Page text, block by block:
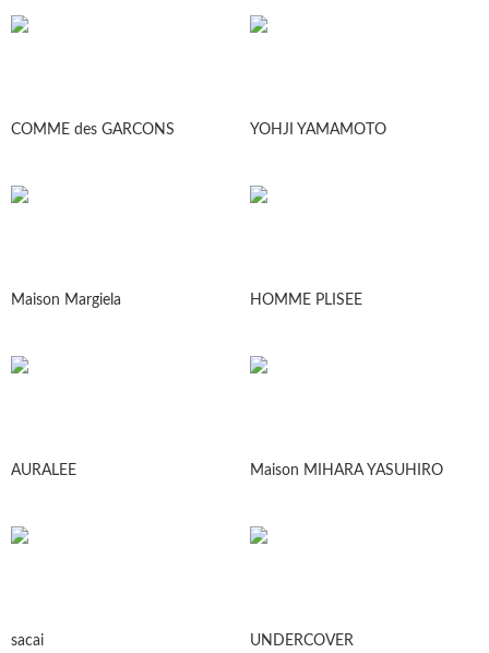
COMME des GARCONS YOHJI YAMAMOTO
Maison Margiela HOMME PLISEE
AURALEE Maison MIHARA YASUHIRO
sacai UNDERCOVER